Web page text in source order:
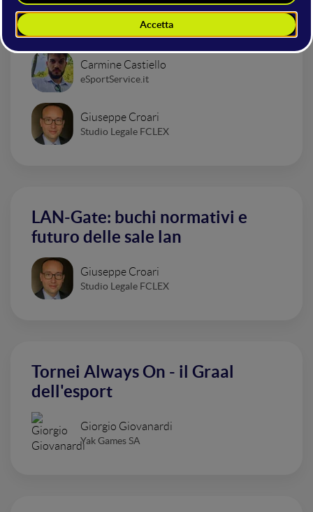
eSport: Premi alternativi per un
evento di successo
Carmine Castiello
eSportService.it
Giuseppe Croari
Studio Legale FCLEX
LAN-Gate: buchi normativi e
futuro delle sale lan
Giuseppe Croari
Studio Legale FCLEX
Tornei Always On - il Graal
dell'esport
Giorgio Giovanardi
Yak Games SA